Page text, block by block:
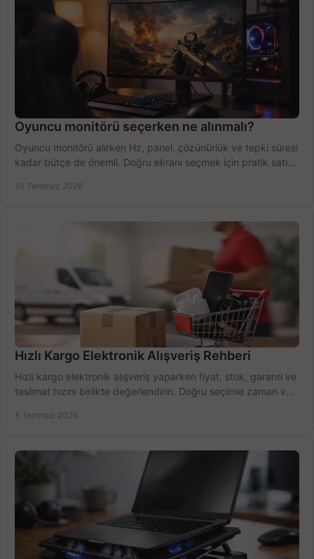
Oyuncu monitörü seçerken ne alınmalı?
Oyuncu monitörü alırken Hz, panel, çözünürlük ve tepki süresi
kadar bütçe de önemli. Doğru ekranı seçmek için pratik satın
10 Temmuz 2026
Hızlı Kargo Elektronik Alışveriş Rehberi
Hızlı kargo elektronik alışveriş yaparken fiyat, stok, garanti ve
teslimat hızını birlikte değerlendirin. Doğru seçimle zaman ve
8 Temmuz 2026